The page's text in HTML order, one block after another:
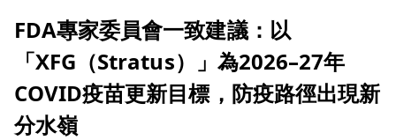
FDA專家委員會一致建議：以
「XFG（Stratus）」為2026–27年
COVID疫苗更新目標，防疫路徑出現新
分水嶺